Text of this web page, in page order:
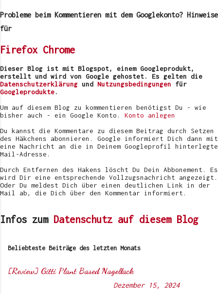
m
m
a
v
e
r
ö
f
e
t
l
i
c
e
n
Probleme beim Kommentieren mit dem Googlekonto? Hinweise
für
Firefox Chrome
Dieser Blog ist mit Blogspot, einem Googleprodukt,
erstellt und wird von Google gehostet. Es gelten die
Datenschutzerklärung und Nutzungsbedingungen für
Googleprodukte.
Um auf diesem Blog zu kommentieren benötigst Du - wie
bisher auch - ein Google Konto. Konto anlegen
Du kannst die Kommentare zu diesem Beitrag durch Setzen
des Häkchens abonnieren. Google informiert Dich dann mit
eine Nachricht an die in Deinem Googleprofil hinterlegte
Mail-Adresse.
Durch Entfernen des Hakens löscht Du Dein Abbonement. Es
wird Dir eine entsprechende Vollzugsnachricht angezeigt.
Oder Du meldest Dich über einen deutlichen Link in der
Mail ab, die Dich über den Kommentar informiert.
Infos zum Datenschutz auf diesem Blog
Beliebteste Beiträge des letzten Monats
[Review] Gitti Plant Based Nagellack
Dezember 15, 2024